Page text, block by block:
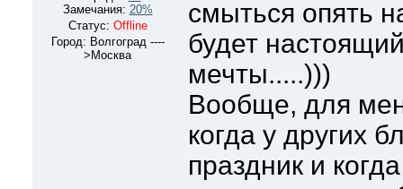
Замечания: 20%
Статус: Offline
Город: Волгоград ----
>Москва
смыться опять
будет
мечты.....)))
Вообще, для
когда у других
праздник и